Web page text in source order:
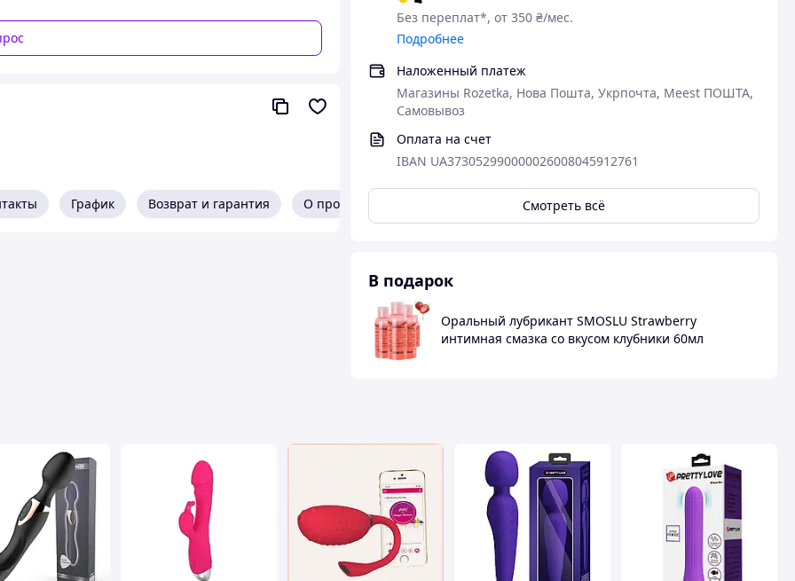
Без переплат*, от 350 ₴/мес.
Подробнее
Наложенный платеж
Магазины Rozetka, Нова Пошта, Укрпочта, Meest ПОШТА,
Самовывоз
Оплата на счет
IBAN UA373052990000026008045912761
Смотреть всё
В подарок
Оральный лубрикант SMOSLU Strawberry
интимная смазка со вкусом клубники 60мл
с дополнительным язычком для страстной
функцию волнующих телескопических
и ануса – настоящая находка для каждой
до 42°
индикатор начнет мигать, чтобы
График Возврат и гарантия О продавце